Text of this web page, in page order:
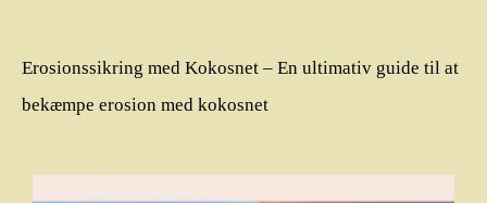
Erosionssikring med Kokosnet – En ultimativ guide til at
bekæmpe erosion med kokosnet